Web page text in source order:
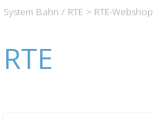
System Bahn / RTE > RTE-Webshop
RTE